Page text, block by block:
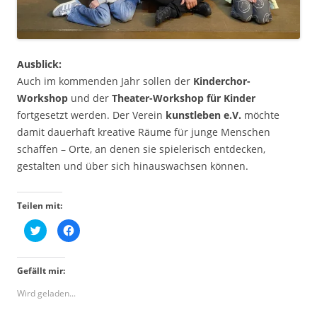
Ausblick:
Auch im kommenden Jahr sollen der Kinderchor-
Workshop und der Theater-Workshop für Kinder
fortgesetzt werden. Der Verein kunstleben e.V. möchte
damit dauerhaft kreative Räume für junge Menschen
schaffen – Orte, an denen sie spielerisch entdecken,
gestalten und über sich hinauswachsen können.
Teilen mit:
K
l
,
m
ü
K
l
Gefällt mir:
Wird geladen...